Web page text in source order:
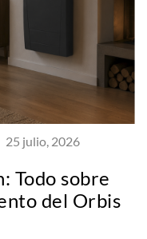
25 julio, 2026
Todo sobre
del Orbis